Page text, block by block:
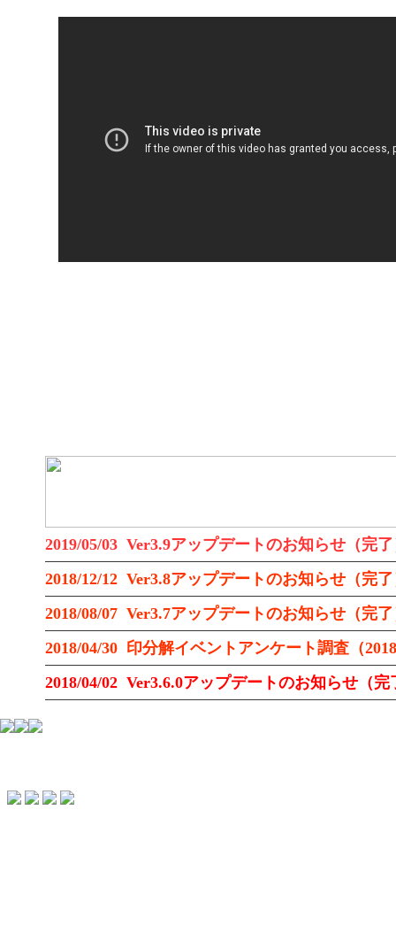
2019/05/03 Ver3.9アップデートのお知らせ（完
2018/12/12 Ver3.8アップデートのお知らせ（完
2018/08/07 Ver3.7アップデートのお知らせ（完
2018/04/30 印分解イベントアンケート調査（
2018/04/02 Ver3.6.0アップデートのお知らせ（完